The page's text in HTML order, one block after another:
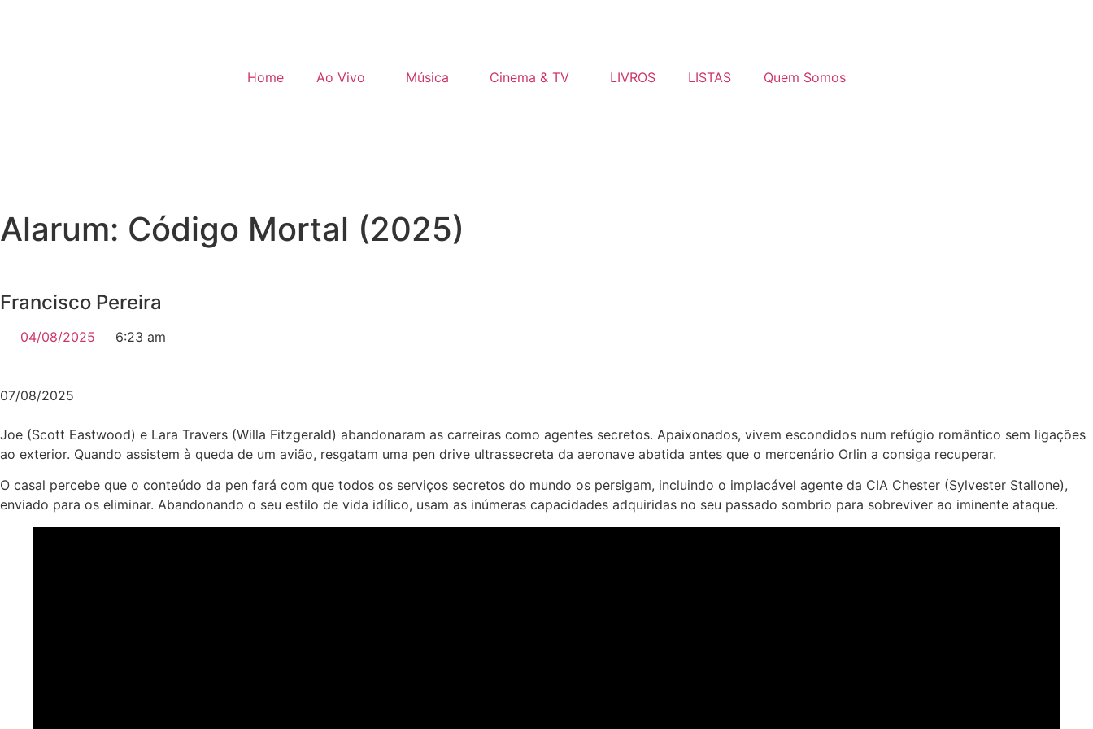
Home Ao Vivo Música Cinema & TV LIVROS LISTAS Quem Somos
Alarum: Código Mortal (2025)
Francisco Pereira
04/08/2025 6:23 am
07/08/2025
Joe (Scott Eastwood) e Lara Travers (Willa Fitzgerald) abandonaram as carreiras como agentes secretos. Apaixonados, vivem escondidos num refúgio romântico sem ligações
ao exterior. Quando assistem à queda de um avião, resgatam uma pen drive ultrassecreta da aeronave abatida antes que o mercenário Orlin a consiga recuperar.
O casal percebe que o conteúdo da pen fará com que todos os serviços secretos do mundo os persigam, incluindo o implacável agente da CIA Chester (Sylvester Stallone),
enviado para os eliminar. Abandonando o seu estilo de vida idílico, usam as inúmeras capacidades adquiridas no seu passado sombrio para sobreviver ao iminente ataque.